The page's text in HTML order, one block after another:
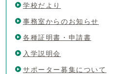
学校だより
事務室からのお知らせ
各種証明書・申請書
入学説明会
サポーター募集について